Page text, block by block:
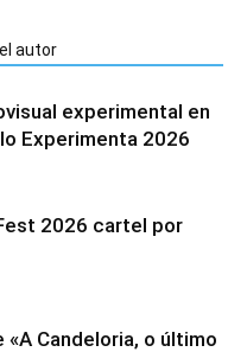
autor
experimental en
Experimenta 2026
2026 cartel por
Candeloria, o último